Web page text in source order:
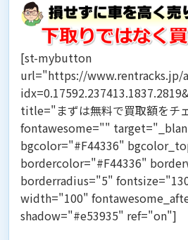
[st-mybutton
url="https://www.rentracks.jp/
title="まずは無料で買取額をチ
fontawesome=""
bgcolor="#F44336"
bordercolor="#F44336"
borderradius="5"
width="100"
shadow="#e53935" ref="on"]